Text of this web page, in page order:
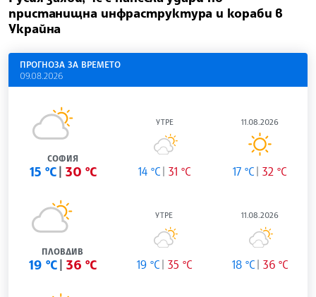
пристанищна инфраструктура и кораби в
Украйна
ПРОГНОЗА ЗА ВРЕМЕТО
09.08.2026
СОФИЯ
15 °C 30 °C
УТРЕ
14 °C 31 °C
11.08.2026
17 °C 32 °C
ПЛОВДИВ
19 °C 36 °C
УТРЕ
19 °C 35 °C
11.08.2026
18 °C 36 °C